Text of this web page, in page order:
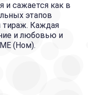
и сажается как в
этапов
тираж. Каждая
и любовью и
(Ном).